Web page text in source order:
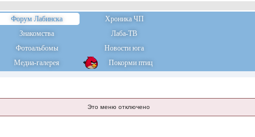
Форум Лабинска
Хроника ЧП
Знакомства
Лаба-ТВ
Фотоальбомы
Новости юга
Медиа-галерея Покорми птиц
Это меню отключено